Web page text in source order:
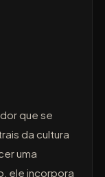
que se
da cultura
uma
ele incorpora